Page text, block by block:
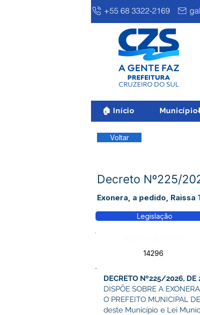
+55 68 3322-2169
🏠 Início
Voltar
Decreto Nº225/
Exonera, a pedido,
Legislação
14296
DECRETO Nº225/2026, DE
DISPÕE SOBRE A
O PREFEITO MUNICIPAL
deste Município e Lei